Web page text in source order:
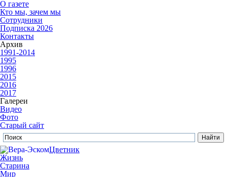
О газете
Кто мы, зачем мы
Сотрудники
Подписка 2026
Контакты
Архив
1991-2014
1995
1996
2015
2016
2017
Галереи
Видео
Фото
Старый сайт
Цветник
Жизнь
Старина
Мир